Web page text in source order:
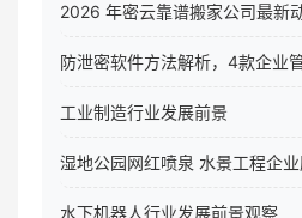
2026 年密云靠谱搬家公司最新
防泄密软件方法解析，4款企业
工业制造行业发展前景
湿地公园网红喷泉 水景工程企
水下机器人行业发展前景观察